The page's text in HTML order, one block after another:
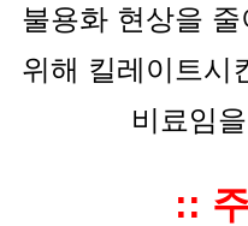
불용화 현상을
위해 킬레이트시
비료임
::